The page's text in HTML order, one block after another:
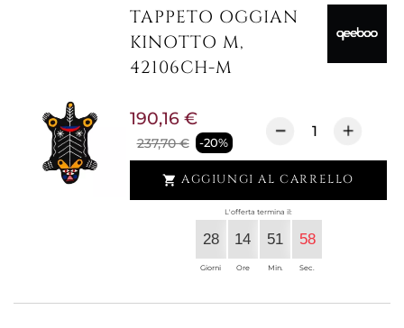
TAPPETO OGGIAN
KINOTTO M,
42106CH-M
237,70 € -20%
190,16 €
 AGGIUNGI AL CARRELLO
L'offerta termina il:
28
Giorni
14
Ore
51
Min.
58
Sec.